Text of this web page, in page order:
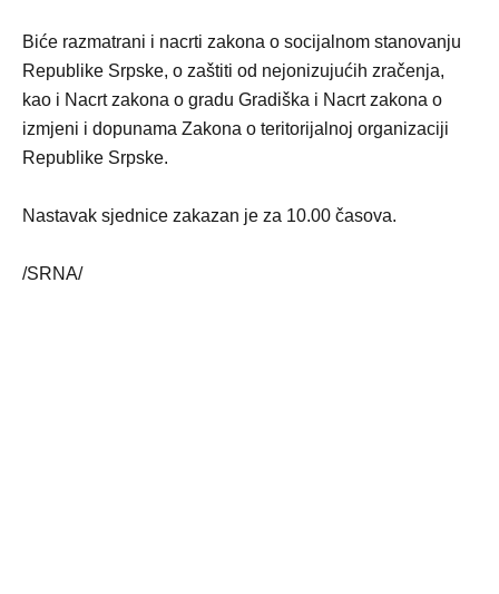
Biće razmatrani i nacrti zakona o socijalnom stanovanju
Republike Srpske, o zaštiti od nejonizujućih zračenja,
kao i Nacrt zakona o gradu Gradiška i Nacrt zakona o
izmjeni i dopunama Zakona o teritorijalnoj organizaciji
Republike Srpske.
Nastavak sjednice zakazan je za 10.00 časova.
/SRNA/